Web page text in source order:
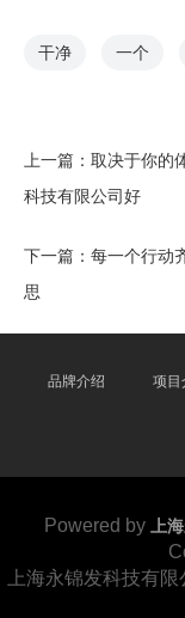
干净 一个
上一篇： 取决于你的
科技有限公司好
下一篇： 每一个行动
思
品牌介绍 项目
Powered by 上
上海永锦发科技有